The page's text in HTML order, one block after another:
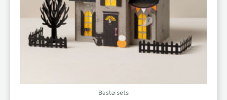
Bastelsets